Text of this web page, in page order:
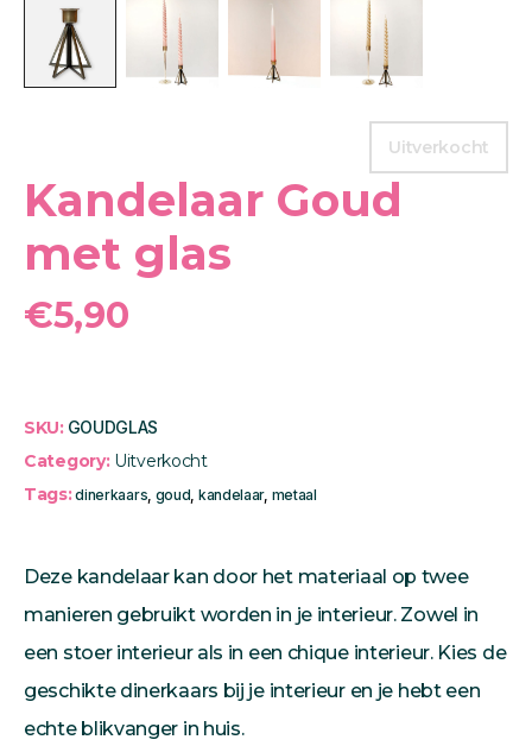
Uitverkocht
Kandelaar Goud
met glas
€5,90
SKU: GOUDGLAS
Category: Uitverkocht
Tags:dinerkaars, goud, kandelaar, metaal
Deze kandelaar kan door het materiaal op twee
manieren gebruikt worden in je interieur. Zowel in
een stoer interieur als in een chique interieur. Kies de
geschikte dinerkaars bij je interieur en je hebt een
echte blikvanger in huis.